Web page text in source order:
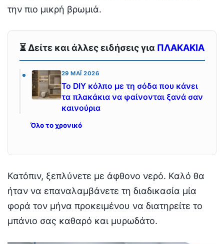
την πιο μικρή βρωμιά.
⏳ Δείτε και άλλες ειδήσεις για ΠΛΑΚΑΚΙΑ
29 ΜΆΙ 2026
Το DIY κόλπο με τη σόδα που κάνει
τα πλακάκια να φαίνονται ξανά σαν
καινούρια
Όλο το χρονικό
Κατόπιν, ξεπλύνετε με άφθονο νερό. Καλό θα
ήταν να επαναλαμβάνετε τη διαδικασία μία
φορά τον μήνα προκειμένου να διατηρείτε το
μπάνιο σας καθαρό και μυρωδάτο.